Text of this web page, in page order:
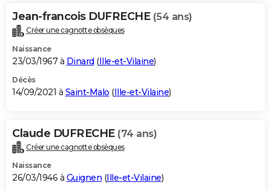
Jean-francois DUFRECHE (54 ans)
Créer une cagnotte obsèques
Naissance
23/03/1967 à Dinard (Ille-et-Vilaine)
Décès
14/09/2021 à Saint-Malo (Ille-et-Vilaine)
Claude DUFRECHE (74 ans)
Créer une cagnotte obsèques
Naissance
26/03/1946 à Guignen (Ille-et-Vilaine)